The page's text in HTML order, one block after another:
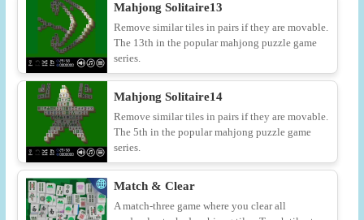
Mahjong Solitaire13
Remove similar tiles in pairs if they are movable.
The 13th in the popular mahjong puzzle game
series.
Mahjong Solitaire14
Remove similar tiles in pairs if they are movable.
The 5th in the popular mahjong puzzle game
series.
Match & Clear
A match-three game where you clear all